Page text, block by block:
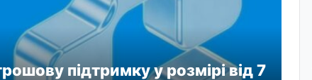
підтримку у розмірі від 7